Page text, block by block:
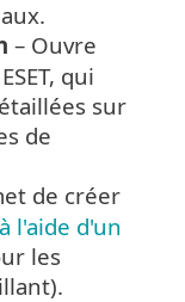
– Ouvre
qui
sur
de
de créer
l'aide d'un
les